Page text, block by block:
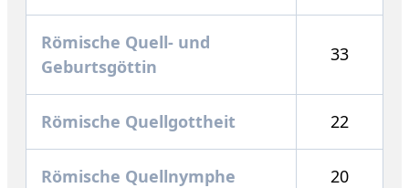
Römische Quell- und
Geburtsgöttin
33
Römische Quellgottheit 22
Römische Quellnymphe 20